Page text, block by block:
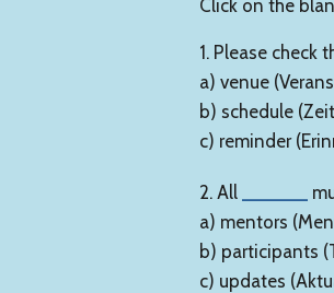
Click on the
1. Please check
a) venue
b) schedule
c) reminder
2. All
a) mentors
b) participants
c) updates